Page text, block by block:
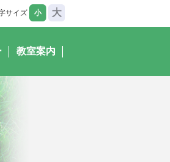
教室案内
サイズ 小 大